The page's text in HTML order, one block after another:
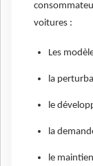
voitures :
Les
la
le
la
le